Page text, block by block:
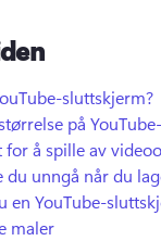
sluttskjerm?
på
for å spille av
du unngå når du
en YouTube-
maler